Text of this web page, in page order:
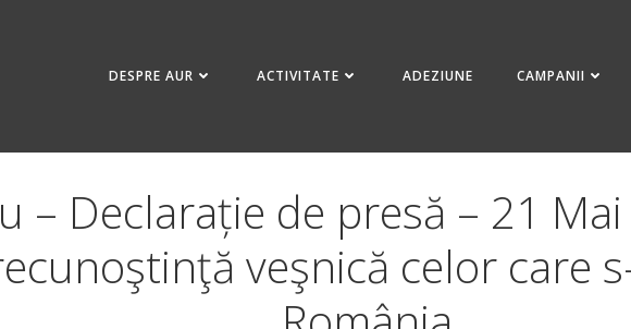
DESPRE AUR ACTIVITATE ADEZIUNE CAMPANII
– Declarație de presă – 21
veşnică celor care